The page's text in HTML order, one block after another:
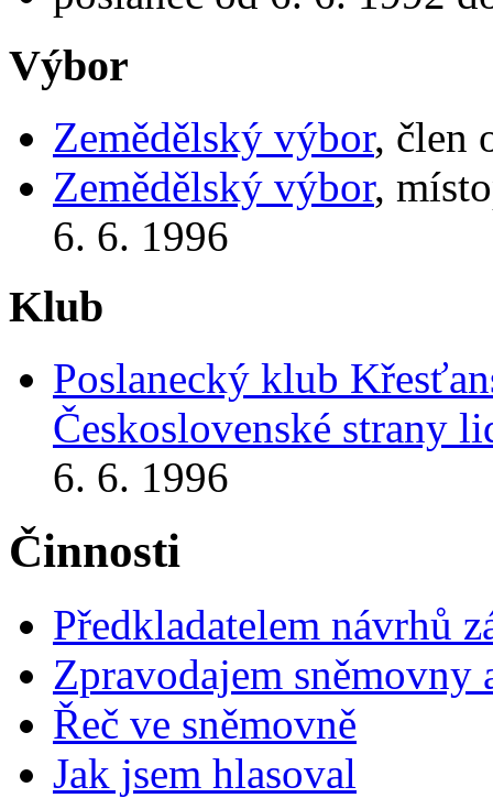
Výbor
Zemědělský výbor, člen
Zemědělský výbor,
6. 6. 1996
Klub
Poslanecký klub
Československé strany
6. 6. 1996
Činnosti
Předkladatelem návrhů
Zpravodajem
Řeč ve sněmovně
Jak jsem hlasoval